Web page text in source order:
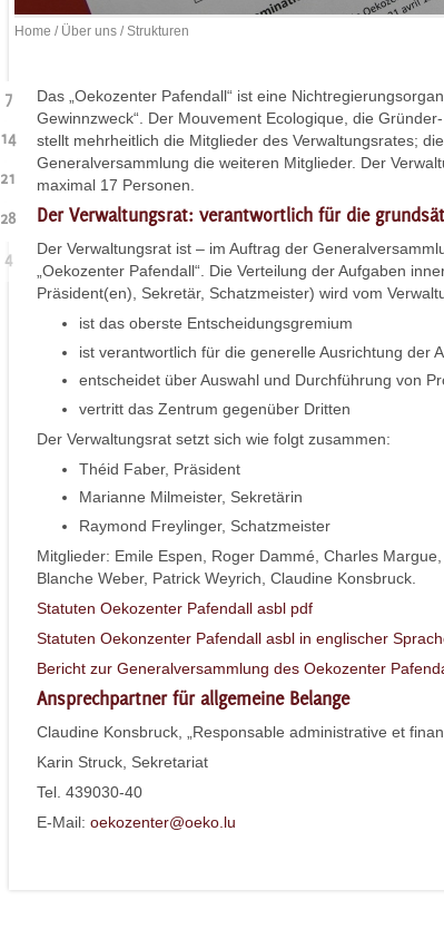
7
14
21
28
4
Home / Über uns / Strukturen
Das „Oekozenter Pafendall“ ist eine
Gewinnzweck“. Der Mouvement Ecologique, die
stellt mehrheitlich die Mitglieder des Verwaltungsrates;
Generalversammlung die weiteren Mitglieder. Der
maximal 17 Personen.
Der Verwaltungsrat: verantwortlich für die
Der Verwaltungsrat ist – im Auftrag der
„Oekozenter Pafendall“. Die Verteilung der Aufgaben
Präsident(en), Sekretär, Schatzmeister) wird vom
ist das oberste Entscheidungsgremium
ist verantwortlich für die generelle Ausrichtung der
entscheidet über Auswahl und Durchführung von
vertritt das Zentrum gegenüber Dritten
Der Verwaltungsrat setzt sich wie folgt zusammen:
Théid Faber, Präsident
Marianne Milmeister, Sekretärin
Raymond Freylinger, Schatzmeister
Mitglieder: Emile Espen, Roger Dammé, Charles
Blanche Weber, Patrick Weyrich, Claudine Konsbruck.
Statuten Oekozenter Pafendall asbl pdf
Statuten Oekonzenter Pafendall asbl in englischer
Bericht zur Generalversammlung des Oekozenter
Ansprechpartner für allgemeine Belange
Claudine Konsbruck, „Responsable administrative et
Karin Struck, Sekretariat
Tel. 439030-40
E-Mail: oekozenter@oeko.lu